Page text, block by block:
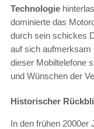
Technologie
dominierte das
durch sein schickes
auf sich aufmerksam
dieser Mobiltelefone
und Wünschen der
Historischer
In den frühen 2000er